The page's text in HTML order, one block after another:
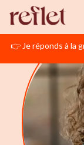
👉 Je réponds à la